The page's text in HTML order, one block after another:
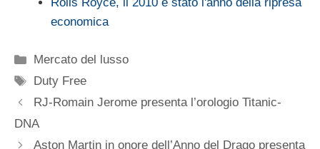
economica
Categorie
Mercato del lusso
Tag
Duty Free
RJ-Romain Jerome presenta l’orologio Titanic-
DNA
Aston Martin in onore dell’Anno del Drago presenta